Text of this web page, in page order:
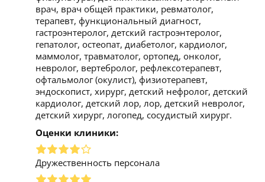
врач, врач общей практики, ревматолог,
терапевт, функциональный диагност,
гастроэнтеролог, детский гастроэнтеролог,
гепатолог, остеопат, диабетолог, кардиолог,
маммолог, травматолог, ортопед, онколог,
невролог, вертебролог, рефлексотерапевт,
офтальмолог (окулист), физиотерапевт,
эндоскопист, хирург, детский нефролог, детский
кардиолог, детский лор, лор, детский невролог,
детский хирург, логопед, сосудистый хирург.
Оценки клиники:
Дружественность персонала